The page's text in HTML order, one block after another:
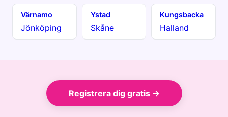
Värnamo
Jönköping
Ystad
Skåne
Kungsbacka
Halland
Registrera dig gratis →